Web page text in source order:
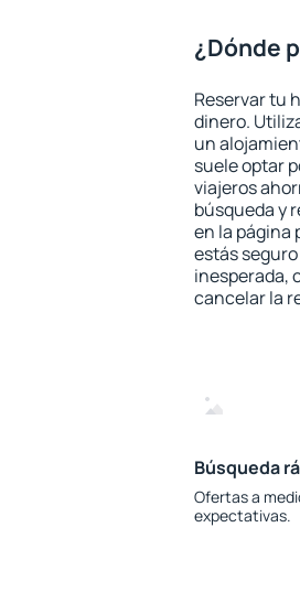
¿Dónde
Reservar tu
dinero.
un
suele optar
viajeros
búsqueda y
en la página
estás
inesperada,
cancelar la
Búsqueda
Ofertas a
expectativas.